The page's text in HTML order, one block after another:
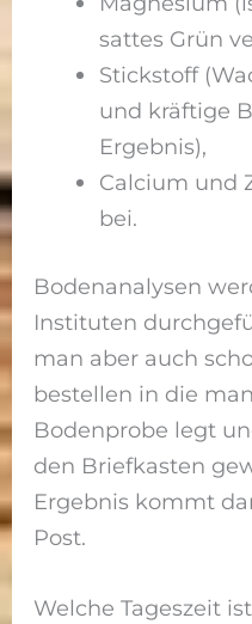
sattes Grün
Stickstoff
und kräftige
Ergebnis),
Calcium und
bei.
Bodenanalysen
Instituten
man aber auch
bestellen in die
Bodenprobe legt
den Briefkasten
Ergebnis kommt
Post.
Welche Tageszeit